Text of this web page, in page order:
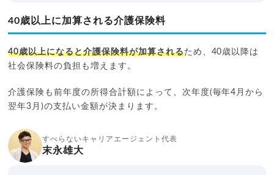
40歳以上に加算される介護保険料
40歳以上になると介護保険料が加算されるため、40歳以降は
社会保険料の負担も増えます。
介護保険も前年度の所得合計額によって、次年度(毎年4月から
翌年3月)の支払い金額が決まります。
すべらないキャリアエージェント代表
末永雄大